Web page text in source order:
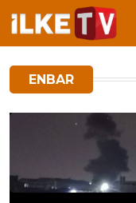
ENBAR